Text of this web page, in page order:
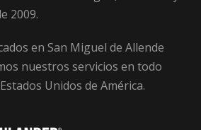
2009.
en San Miguel de Allende
nuestros servicios en todo
Unidos de América.